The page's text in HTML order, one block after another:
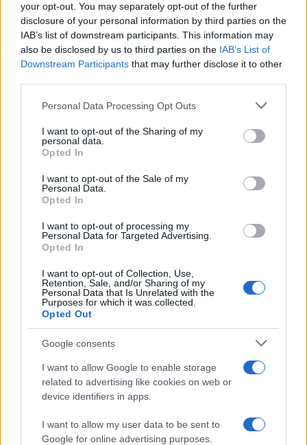
your opt-out. You may separately opt-out of the further
disclosure of your personal information by third parties on the
IAB’s list of downstream participants. This information may
also be disclosed by us to third parties on the IAB’s List of
Downstream Participants that may further disclose it to other
Please note that this website/app uses one or more Google
not limited to your visit or usage behaviour. You may click to
grant or deny consent to Google and its third-party tags to
use your data for below specified purposes in below Google
consent section.
Personal Data Processing Opt Outs
I want to opt-out of the Sharing of my
personal data.
Opted In
I want to opt-out of the Sale of my
Personal Data.
Opted In
I want to opt-out of processing my
Personal Data for Targeted Advertising.
Opted In
I want to opt-out of Collection, Use,
Retention, Sale, and/or Sharing of my
Personal Data that Is Unrelated with the
Purposes for which it was collected.
Opted Out
Google consents
I want to allow Google to enable storage
related to advertising like cookies on web or
device identifiers in apps.
I want to allow my user data to be sent to
Google for online advertising purposes.
F
a
ce
b
o
o
k
T
w
it
te
r
Pi
n
te
re
st
W
h
at
s
A
p
S
h
a
re
Articolo precedente
Prossimo articolo
NOTIZIE RECENTI
Incendi, a San Pasquale arriva il Campo Base:
l’inaugurazione
Andrea Mura conquista Palau: grande
partecipazione per il suo racconto
Calangianus, allarme sul centro accoglienza
minori, Albieri: “Episodi gravissimi”
50mila nel resort
protagonisti